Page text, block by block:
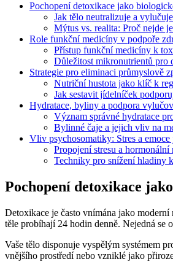
Pochopení detoxikace jako
Jak tělo neutralizuje a
Mýtus vs. realita: Proč nejde
Role funkční medicíny v podpoře
Přístup funkční medicíny k
Důležitost mikronutrientů pro
Strategie pro eliminaci průmyslově
Nutriční hustota jako klíč k
Jak sestavit jídelníček
Hydratace, byliny a podpora
Význam správné hydratace
Bylinné čaje a jejich vliv na
Vliv psychosomatiky: Stres a
Propojení stresu a hormonální
Techniky pro snížení hladiny
Pochopení detoxikace
Detoxikace je často vnímána jako
těle probíhají 24 hodin denně. Nejedná se
Vaše tělo disponuje vyspělým systémem
vnějšího prostředí nebo vzniklé jako